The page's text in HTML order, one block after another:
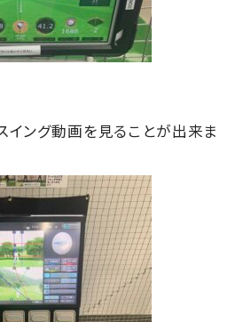
ング動画を見ることが出来ま